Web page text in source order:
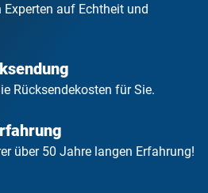
auf Echtheit und
Rücksendekosten für Sie.
über 50 Jahre langen Erfahrung!